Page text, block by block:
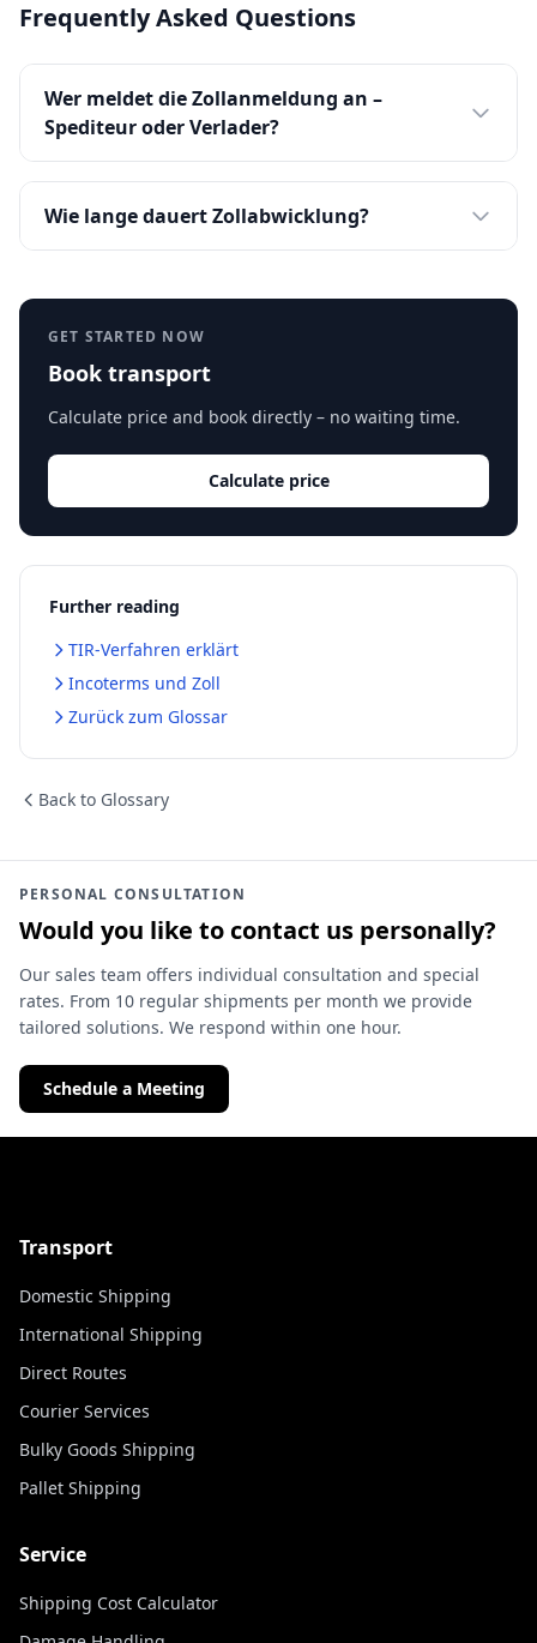
Frequently Asked Questions
Wer meldet die Zollanmeldung an –
Spediteur oder Verlader?
Wie lange dauert Zollabwicklung?
GET STARTED NOW
Book transport
Calculate price and book directly – no waiting time.
Calculate price
Further reading
TIR-Verfahren erklärt
Incoterms und Zoll
Zurück zum Glossar
Back to Glossary
PERSONAL CONSULTATION
Would you like to contact us personally?
Our sales team offers individual consultation and special
rates. From 10 regular shipments per month we provide
tailored solutions. We respond within one hour.
Schedule a Meeting
Transport
Domestic Shipping
International Shipping
Direct Routes
Courier Services
Bulky Goods Shipping
Pallet Shipping
Service
Shipping Cost Calculator